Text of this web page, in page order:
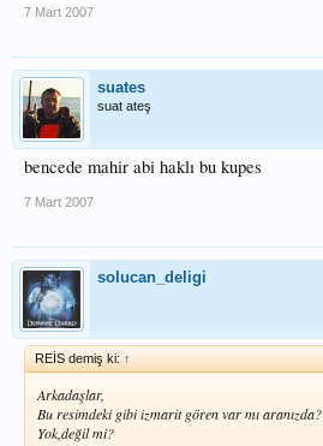
7 Mart 2007
suates
suat ateş
bencede mahir abi haklı bu kupes
7 Mart 2007
solucan_deligi
REİS demiş ki: ↑
Arkadaşlar,
Bu resimdeki gibi izmarit gören var mı aranızda?
Yok,değil mi?